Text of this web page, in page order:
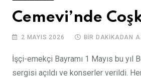
Cemevi’nde
2 MAYIS 2026 BIR DAKIKADAN
İşçi-emekçi Bayramı 1 Mayıs bu yıl
sergisi açıldı ve konserler verildi.